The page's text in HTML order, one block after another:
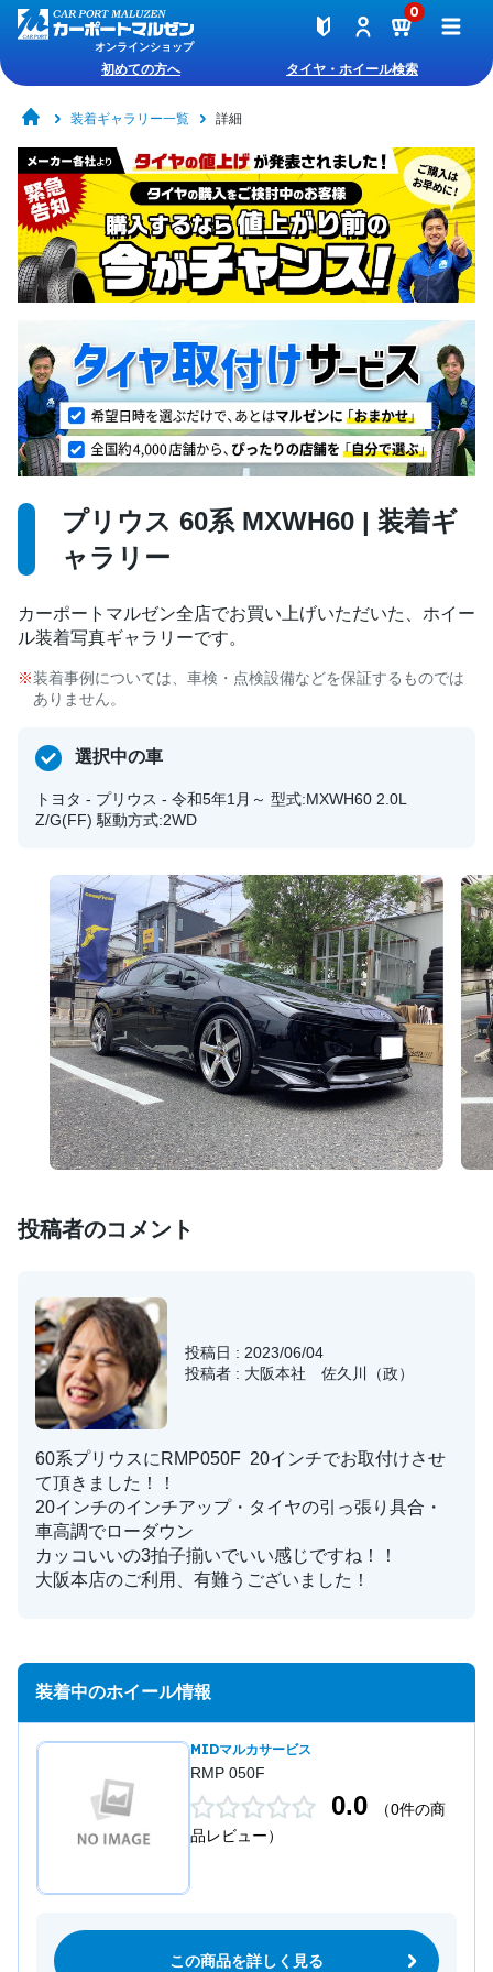
オンラインショップ
0
初めての方へ タイヤ・ホイール検索
装着ギャラリー一覧 詳細
プリウス 60系 MXWH60 | 装着ギ
ャラリー
カーポートマルゼン全店でお買い上げいただいた、ホイー
ル装着写真ギャラリーです。
装着事例については、車検・点検設備などを保証するものでは
ありません。
選択中の車
トヨタ - プリウス - 令和5年1月～ 型式:MXWH60 2.0L
Z/G(FF) 駆動方式:2WD
投稿者のコメント
投稿日 : 2023/06/04
投稿者 : 大阪本社 佐久川（政）
60系プリウスにRMP050F 20インチでお取付けさせ
て頂きました！！
20インチのインチアップ・タイヤの引っ張り具合・
車高調でローダウン
カッコいいの3拍子揃いでいい感じですね！！
大阪本店のご利用、有難うございました！
装着中のホイール情報
MIDマルカサービス
RMP 050F
0.0
（0件の商
品レビュー）
この商品を詳しく見る